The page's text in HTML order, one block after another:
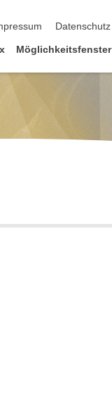
Datenschutz
Möglichkeitsfenster